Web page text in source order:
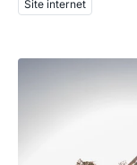
Site internet